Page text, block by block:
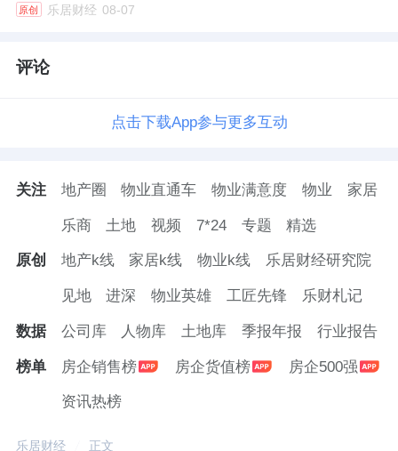
原创 乐居财经 08-07
评论
点击下载App参与更多互动
关注 地产圈 物业直通车 物业满意度 物业 家居
乐商 土地 视频 7*24 专题 精选
原创 地产k线 家居k线 物业k线 乐居财经研究院
见地 进深 物业英雄 工匠先锋 乐财札记
数据 公司库 人物库 土地库 季报年报 行业报告
榜单 房企销售榜 房企货值榜 房企500强
资讯热榜
乐居财经 正文